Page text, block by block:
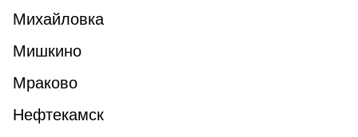
Михайловка
Мишкино
Мраково
Нефтекамск